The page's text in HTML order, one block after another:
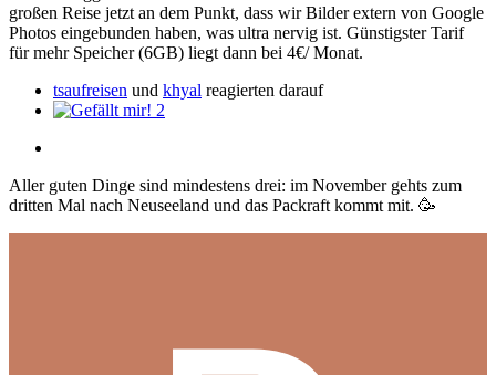
großen Reise jetzt an dem Punkt, dass wir Bilder extern von Google
Photos eingebunden haben, was ultra nervig ist. Günstigster Tarif
für mehr Speicher (6GB) liegt dann bei 4€/ Monat.
tsaufreisen und khyal reagierten darauf
2
Aller guten Dinge sind mindestens drei: im November gehts zum
dritten Mal nach Neuseeland und das Packraft kommt mit. 🥳